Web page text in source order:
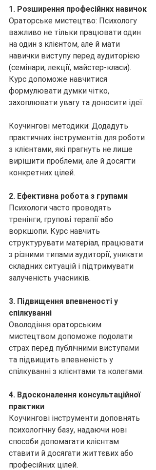
1. Розширення професійних навичок
Ораторське мистецтво: Психологу
важливо не тільки працювати один
на один з клієнтом, але й мати
навички виступу перед аудиторією
(семінари, лекції, майстер-класи).
Курс допоможе навчитися
формулювати думки чітко,
захоплювати увагу та доносити ідеї.
Коучингові методики: Додадуть
практичних інструментів для роботи
з клієнтами, які прагнуть не лише
вирішити проблеми, але й досягти
конкретних цілей.
2. Ефективна робота з групами
Психологи часто проводять
тренінги, групові терапії або
воркшопи. Курс навчить
структурувати матеріал, працювати
з різними типами аудиторії, уникати
складних ситуацій і підтримувати
залученість учасників.
3. Підвищення впевненості у
спілкуванні
Оволодіння ораторським
мистецтвом допоможе подолати
страх перед публічними виступами
та підвищить впевненість у
спілкуванні з клієнтами та колегами.
4. Вдосконалення консультаційної
практики
Коучингові інструменти доповнять
психологічну базу, надаючи нові
способи допомагати клієнтам
ставити й досягати життєвих або
професійних цілей.